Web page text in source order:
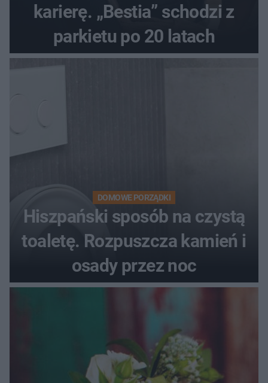
karierę. „Bestia” schodzi z
parkietu po 20 latach
DOMOWE PORZĄDKI
Hiszpański sposób na czystą
toaletę. Rozpuszcza kamień i
osady przez noc